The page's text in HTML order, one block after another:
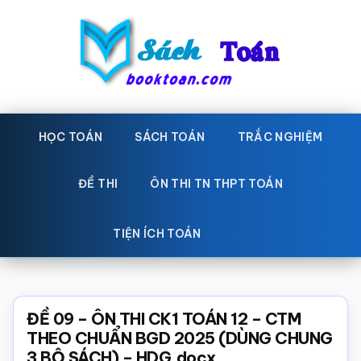
Sách
Toán
toán
Học
toán,
giáo
Toán,
trắc
HỌC TOÁN SÁCH TOÁN TRẮC NGHIỆM
ĐỀ THI ÔN THI TN THPT TOÁN
TIỆN ÍCH TOÁN
ĐỀ 09 – ÔN THI CK1 TOÁN 12 – CTM
THEO CHUẨN BGD 2025 (DÙNG CHUNG